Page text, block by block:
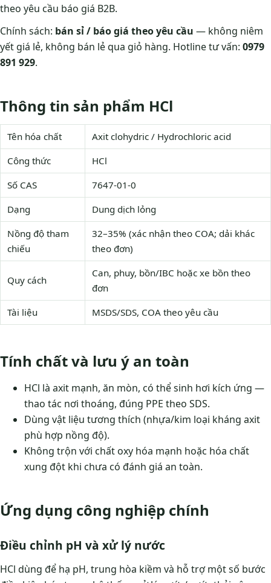
theo yêu cầu báo giá B2B.
Chính sách: bán sỉ / báo giá theo yêu cầu — không niêm
yết giá lẻ, không bán lẻ qua giỏ hàng. Hotline tư vấn: 0979
891 929.
Thông tin sản phẩm HCl
Tên hóa chất
Axit clohydric / Hydrochloric acid
Công thức
HCl
Số CAS
7647-01-0
Dạng
Dung dịch lỏng
Nồng độ tham
chiếu
32–35% (xác nhận theo COA; dải khác
theo đơn)
Quy cách
Can, phuy, bồn/IBC hoặc xe bồn theo
đơn
Tài liệu
MSDS/SDS, COA theo yêu cầu
Tính chất và lưu ý an toàn
HCl là axit mạnh, ăn mòn, có thể sinh hơi kích ứng —
thao tác nơi thoáng, đúng PPE theo SDS.
Dùng vật liệu tương thích (nhựa/kim loại kháng axit
phù hợp nồng độ).
Không trộn với chất oxy hóa mạnh hoặc hóa chất
xung đột khi chưa có đánh giá an toàn.
Ứng dụng công nghiệp chính
Điều chỉnh pH và xử lý nước
HCl dùng để hạ pH, trung hòa kiềm và hỗ trợ một số bước